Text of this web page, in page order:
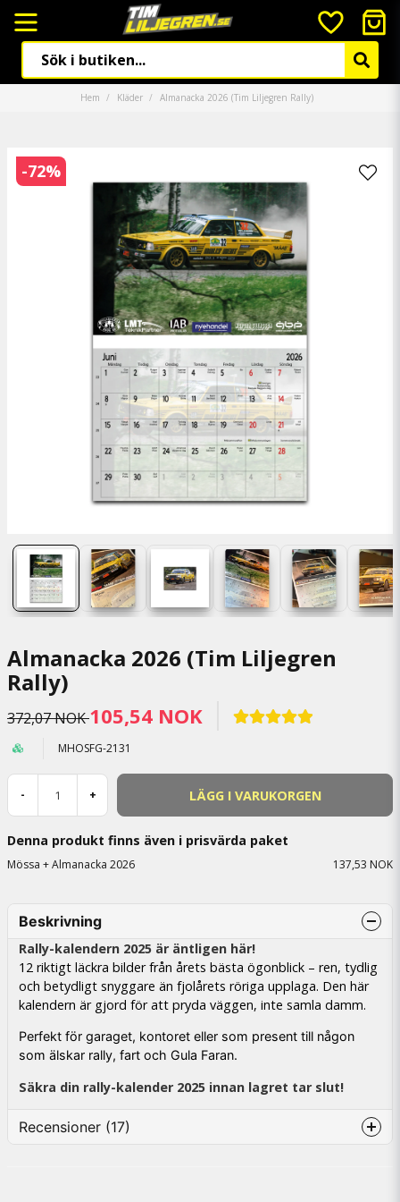
Hem Kläder Almanacka 2026 (Tim Liljegren Rally)
-72%
Almanacka 2026 (Tim Liljegren
Rally)
372,07 NOK105,54 NOK
MHOSFG-2131
- + LÄGG I VARUKORGEN
Denna produkt finns även i prisvärda paket
Mössa + Almanacka 2026 137,53 NOK
Beskrivning
Rally-kalendern 2025 är äntligen här!
12 riktigt läckra bilder från årets bästa ögonblick – ren, tydlig
och betydligt snyggare än fjolårets röriga upplaga. Den här
kalendern är gjord för att pryda väggen, inte samla damm.
Perfekt för garaget, kontoret eller som present till någon
som älskar rally, fart och Gula Faran.
Säkra din rally-kalender 2025 innan lagret tar slut!
Recensioner (17)